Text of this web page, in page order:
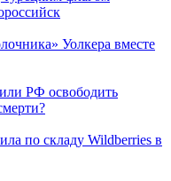
Уолкера вместе
РФ освободить
по складу Wildberries в